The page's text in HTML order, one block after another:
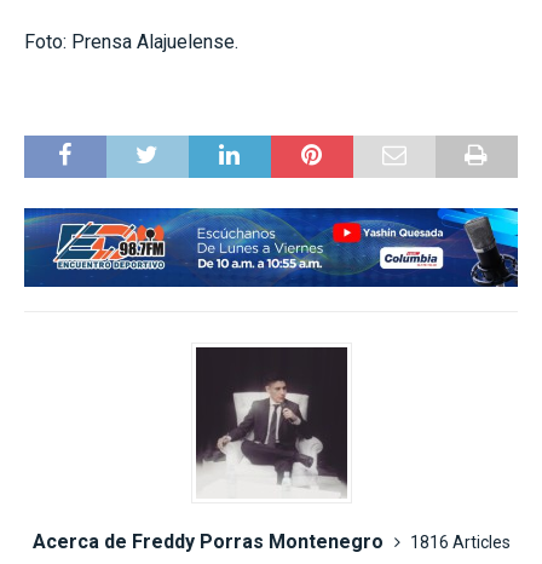
Foto: Prensa Alajuelense.
Acerca de Freddy Porras Montenegro
1816 Articles